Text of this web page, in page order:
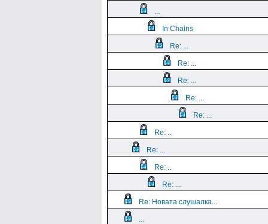
...
In Chains
Re: ...
Re: ...
Re: ...
Re: ...
Re: ...
Re: ...
Re: ...
Re: ...
Re: ...
Re: Новата слушалка...
...